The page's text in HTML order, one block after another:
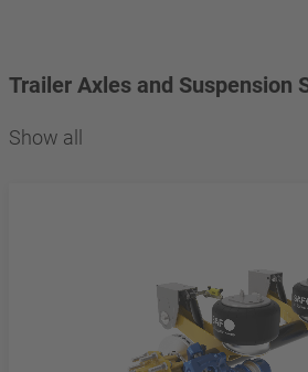
Trailer Axles and Suspension
Show all